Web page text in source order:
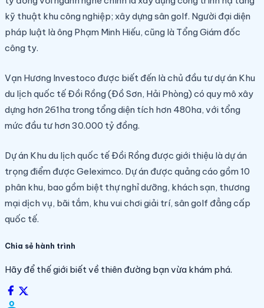
kỹ thuật khu công nghiệp; xây dựng sân golf. Người đại diện
pháp luật là ông Phạm Minh Hiếu, cũng là Tổng Giám đốc
công ty.
Vạn Hương Investoco được biết đến là chủ đầu tư dự án Khu
du lịch quốc tế Đồi Rồng (Đồ Sơn, Hải Phòng) có quy mô xây
dựng hơn 261ha trong tổng diện tích hơn 480ha, với tổng
mức đầu tư hơn 30.000 tỷ đồng.
Dự án Khu du lịch quốc tế Đồi Rồng được giới thiệu là dự án
trọng điểm được Geleximco. Dự án được quảng cáo gồm 10
phân khu, bao gồm biệt thự nghỉ dưỡng, khách sạn, thương
mại dịch vụ, bãi tắm, khu vui chơi giải trí, sân golf đẳng cấp
quốc tế.
Chia sẻ hành trình
Hãy để thế giới biết về thiên đường bạn vừa khám phá.